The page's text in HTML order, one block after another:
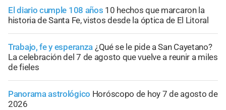
El diario cumple 108 años 10 hechos que marcaron la
historia de Santa Fe, vistos desde la óptica de El Litoral
Trabajo, fe y esperanza ¿Qué se le pide a San Cayetano?
La celebración del 7 de agosto que vuelve a reunir a miles
de fieles
Panorama astrológico Horóscopo de hoy 7 de agosto de
2026